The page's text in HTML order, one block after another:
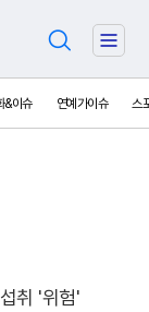
검
주
비
스
&이슈 연예가이슈 스
취 '위험'